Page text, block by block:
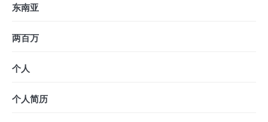
东南亚
两百万
个人
个人简历